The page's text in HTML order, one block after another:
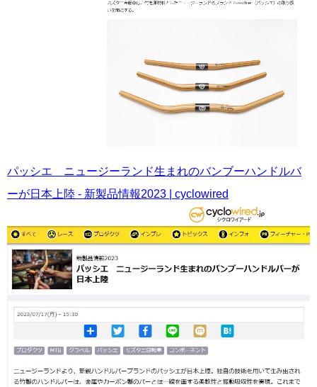
パッシエ ニュージーランド生まれのバンブーハンドルバ
ーが日本上陸 - 新製品情報2023 | cyclowired